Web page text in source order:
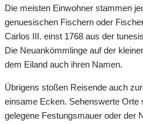
Die meisten Einwohner stammen
genuesischen Fischern oder
Carlos III. einst 1768 aus der
Die Neuankömmlinge auf der
dem Eiland auch ihren Namen.
Übrigens stoßen Reisende auch
einsame Ecken. Sehenswerte Orte
gelegene Festungsmauer oder der